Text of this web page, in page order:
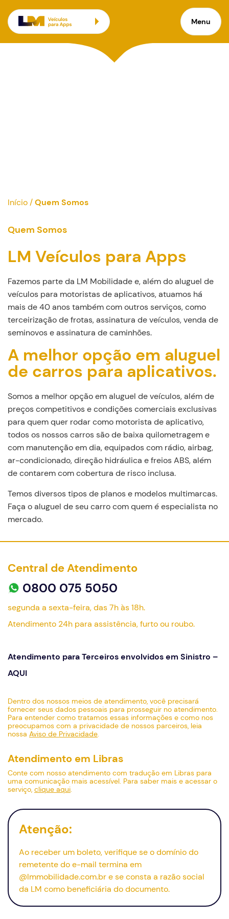
Menu
Início/Quem Somos
Quem Somos
LM Veículos para Apps
Fazemos parte da LM Mobilidade e, além do aluguel de
veículos para motoristas de aplicativos, atuamos há
mais de 40 anos também com outros serviços, como
terceirização de frotas, assinatura de veículos, venda de
seminovos e assinatura de caminhões.
A melhor opção em aluguel
de carros para aplicativos.
Somos a melhor opção em aluguel de veículos, além de
preços competitivos e condições comerciais exclusivas
para quem quer rodar como motorista de aplicativo,
todos os nossos carros são de baixa quilometragem e
com manutenção em dia, equipados com rádio, airbag,
ar-condicionado, direção hidráulica e freios ABS, além
de contarem com cobertura de risco inclusa.
Temos diversos tipos de planos e modelos multimarcas.
Faça o aluguel de seu carro com quem é especialista no
mercado.
Central de Atendimento
0800 075 5050
segunda a sexta-feira, das 7h às 18h.
Atendimento 24h para assistência, furto ou roubo.
Atendimento para Terceiros envolvidos em Sinistro –
AQUI
Dentro dos nossos meios de atendimento, você precisará
fornecer seus dados pessoais para prosseguir no atendimento.
Para entender como tratamos essas informações e como nos
preocupamos com a privacidade de nossos parceiros, leia
nossa Aviso de Privacidade.
Atendimento em Libras
Conte com nosso atendimento com tradução em Libras para
uma comunicação mais acessível. Para saber mais e acessar o
serviço, clique aqui.
Atenção:
Ao receber um boleto, verifique se o domínio do
remetente doe-mail termina em
@lmmobilidade.com.br e se consta a razão social
da LM como beneficiária do documento.
Continuar